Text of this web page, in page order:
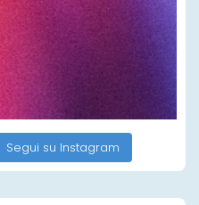
Segui su Instagram